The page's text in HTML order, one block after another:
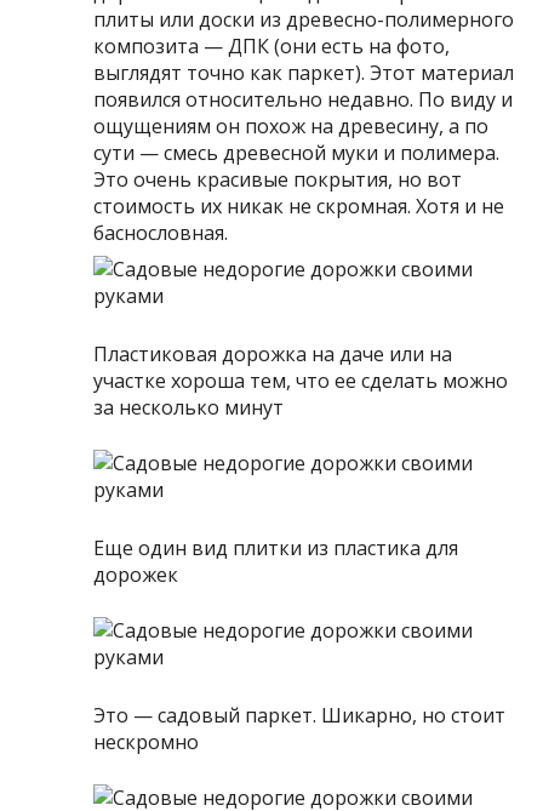
плиты или доски из древесно-полимерного
композита — ДПК (они есть на фото,
выглядят точно как паркет). Этот материал
появился относительно недавно. По виду и
ощущениям он похож на древесину, а по
сути — смесь древесной муки и полимера.
Это очень красивые покрытия, но вот
стоимость их никак не скромная. Хотя и не
баснословная.
Пластиковая дорожка на даче или на
участке хороша тем, что ее сделать можно
за несколько минут
Еще один вид плитки из пластика для
дорожек
Это — садовый паркет. Шикарно, но стоит
нескромно